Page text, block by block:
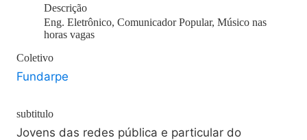
Descrição
Eng. Eletrônico, Comunicador Popular, Músico nas
horas vagas
Coletivo
Fundarpe
subtitulo
Jovens das redes pública e particular do